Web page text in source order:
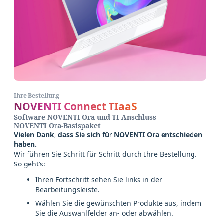
Ihre Bestellung
NOVENTI Connect TIaaS
Software NOVENTI Ora und TI-Anschluss
NOVENTI Ora-Basispaket
Vielen Dank, dass Sie sich für NOVENTI Ora entschieden
haben.
Wir führen Sie Schritt für Schritt durch Ihre Bestellung.
So geht’s:
Ihren Fortschritt sehen Sie links in der
Bearbeitungsleiste.
Wählen Sie die gewünschten Produkte aus, indem
Sie die Auswahlfelder an- oder abwählen.